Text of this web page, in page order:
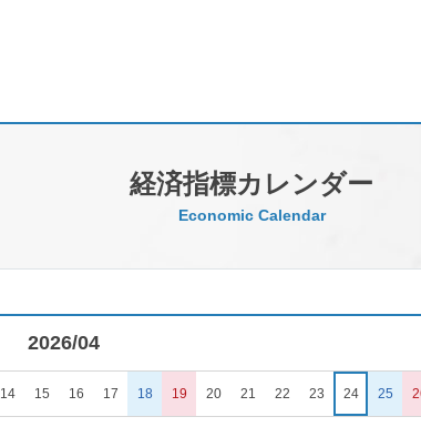
経済指標カレンダー
Economic Calendar
2026/04
14 15 16 17 18 19 20 21 22 23 24 25